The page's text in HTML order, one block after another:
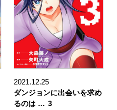
2021.12.25
ダンジョンに出会いを求め
るのは … 3